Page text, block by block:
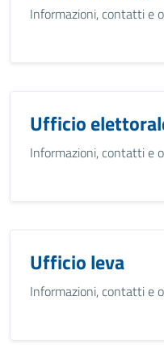
Informazioni, contatti e
Ufficio
Informazioni, contatti e
Ufficio leva
Informazioni, contatti e